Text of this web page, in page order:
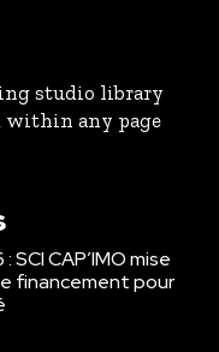
studio library
within any page
CAP’IMO mise
financement pour